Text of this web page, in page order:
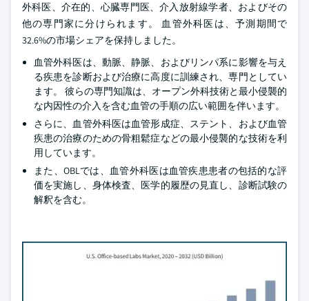
外科医、介在的、心臓専門医、介入放射線学者、およびその
他の専門家に分けられます。 血管外科医は、予測期間で
32.6%の市場シェアを保持しました。
血管外科医は、動脈、静脈、およびリンパ系に影響を与え
る疾患を診断および治療に高度に訓練され、専門としてい
ます。 彼らの専門知識は、オープン外科技術と最小侵襲的
な内因性の介入を含む血管の手順の広い範囲を伴います。
さらに、血管外科医は血管形成症、ステント、および血管
疾患の治療のための骨粗鬆症などの最小侵襲的な技術を利
用しています。
また、OBLでは、血管外科医は血管疾患患者の包括的な評
価を実施し、身体検査、医学的履歴の見直し、診断試験の
解釈を含む。